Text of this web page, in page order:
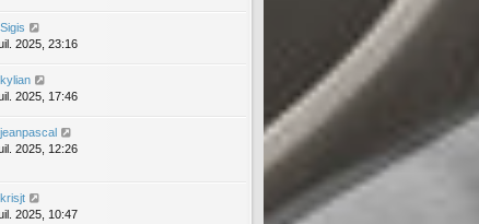
Sigis
2025, 23:16
kylian
2025, 17:46
jeanpascal
2025, 12:26
krisjt
2025, 10:47